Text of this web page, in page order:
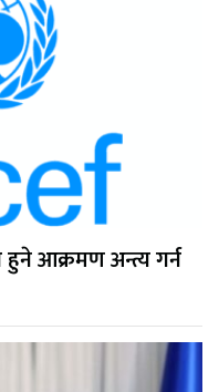
आक्रमण अन्त्य गर्न